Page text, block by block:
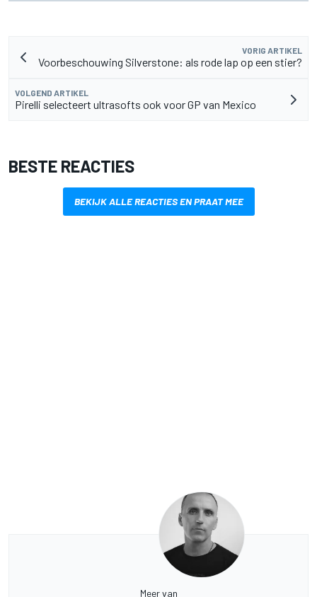
VORIG ARTIKEL
Voorbeschouwing Silverstone: als rode lap op een stier?
VOLGEND ARTIKEL
Pirelli selecteert ultrasofts ook voor GP van Mexico
BESTE REACTIES
BEKIJK ALLE REACTIES EN PRAAT MEE
Meer van